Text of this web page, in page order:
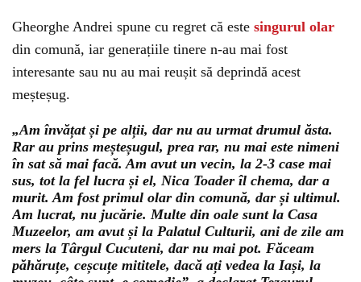
Gheorghe Andrei spune cu regret că este singurul olar
din comună, iar generațiile tinere n-au mai fost
interesante sau nu au mai reușit să deprindă acest
meșteșug.
„Am învățat și pe alții, dar nu au urmat drumul ăsta.
Rar au prins meșteșugul, prea rar, nu mai este nimeni
în sat să mai facă. Am avut un vecin, la 2-3 case mai
sus, tot la fel lucra și el, Nica Toader îl chema, dar a
murit. Am fost primul olar din comună, dar și ultimul.
Am lucrat, nu jucărie. Multe din oale sunt la Casa
Muzeelor, am avut și la Palatul Culturii, ani de zile am
mers la Târgul Cucuteni, dar nu mai pot. Făceam
păhăruțe, ceșcuțe mititele, dacă ați vedea la Iași, la